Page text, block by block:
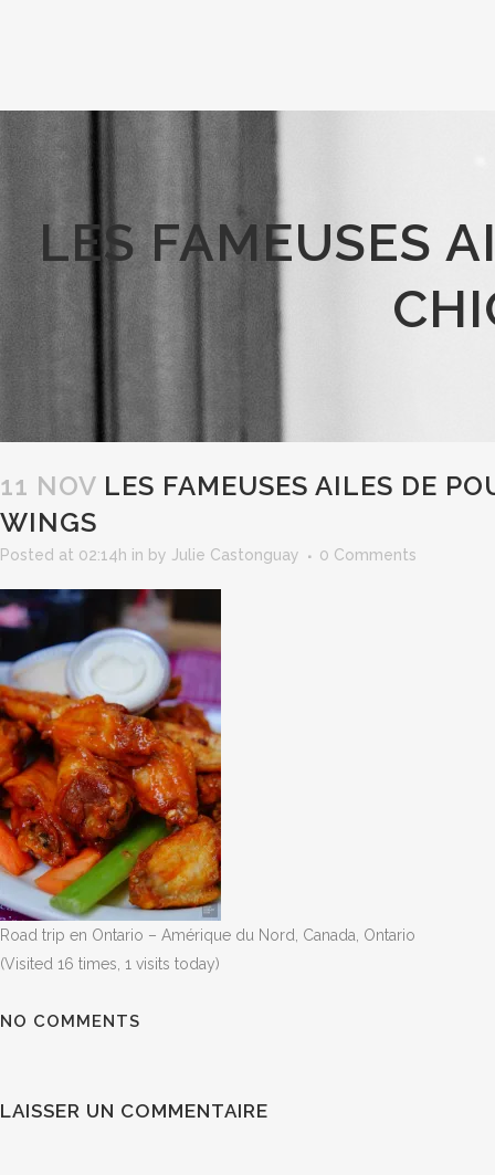
LES FAMEUSES
11 NOV LES FAMEUSES AILES DE
WINGS
Posted at 02:14h in by Julie Castonguay 0 Comments
Road trip en Ontario – Amérique du Nord, Canada, Ontario
(Visited 16 times, 1 visits today)
NO COMMENTS
LAISSER UN COMMENTAIRE